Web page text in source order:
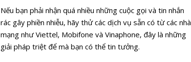
Nếu bạn phải nhận quá nhiều những cuộc gọi và tin nhắn
rác gây phiền nhiễu, hãy thử các dịch vụ sẵn có từ các nhà
mạng như Viettel, Mobifone và Vinaphone, đây là những
giải pháp triệt để mà bạn có thể tin tưởng.